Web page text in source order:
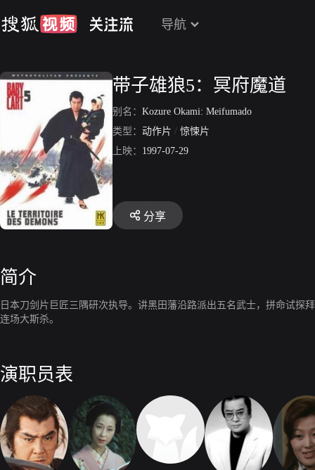
导航
带子雄狼5：冥府魔道
别名： Kozure Okami: Meifumado
类型： 动作片 / 惊悚片
上映： 1997-07-29
分享
简介
日本刀剑片巨匠三隅研次执导。讲黑田藩沿路派出五名武士，拼命试
连场大斯杀。
演职员表